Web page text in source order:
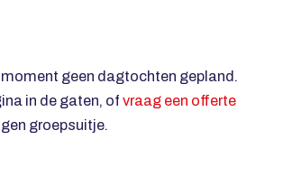
geen dagtochten gepland.
in de gaten, of vraag een offerte
groepsuitje.